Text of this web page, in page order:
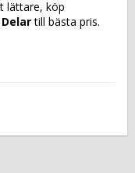
till bästa pris.